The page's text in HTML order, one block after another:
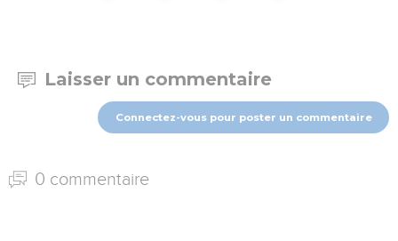
Laisser un commentaire
Connectez-vous pour poster un commentaire
0 commentaire